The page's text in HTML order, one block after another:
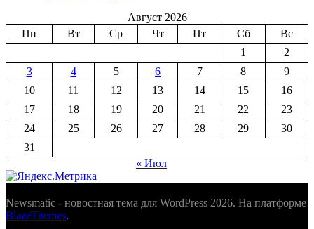
Август 2026
Пн
Вт Ср Чт Пт Сб
Вс
1
2
3
4 5 6 7 8
9
10
11 12 13 14 15
16
17
18 19 20 21 22
23
24
25 26 27 28 29
30
31
« Июл
Newsmatic - новостная тема для WordPress 2026. На платформе
BlazeThemes.